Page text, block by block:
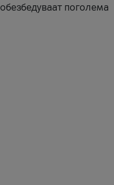
поголема